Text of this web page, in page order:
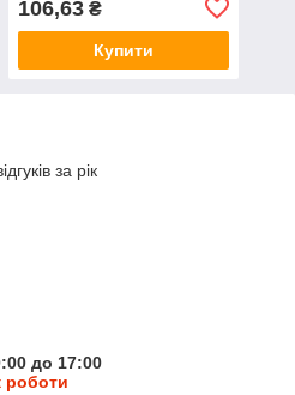
106,63₴
Купити
за рік
до 17:00
роботи